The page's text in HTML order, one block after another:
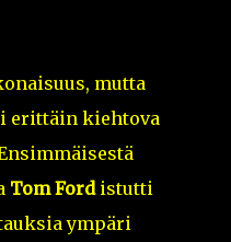
mutta
erittäin kiehtova
Tom Fordistutti
ympäri